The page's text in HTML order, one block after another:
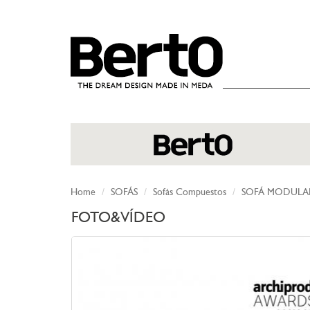
Home SOFÁS Sofás Compuestos SOFÁ
FOTO&VÍDEO